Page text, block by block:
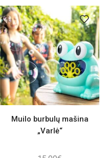
9,99€. 5,00€.
Muilo burbulų mašina
„Varlė“